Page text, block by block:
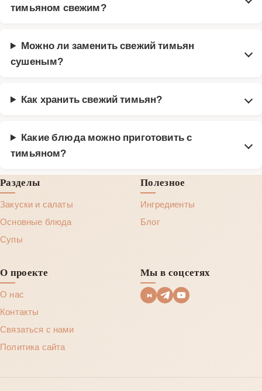
тимьяном свежим?
Можно ли заменить свежий тимьян
сушеным?
Как хранить свежий тимьян?
Какие блюда можно приготовить с
тимьяном?
Разделы
Закуски и салаты
Основные блюда
Супы
Полезное
Ингредиенты
Блог
О проекте
О нас
Контакты
Связаться с нами
Политика сайта
Мы в соцсетях